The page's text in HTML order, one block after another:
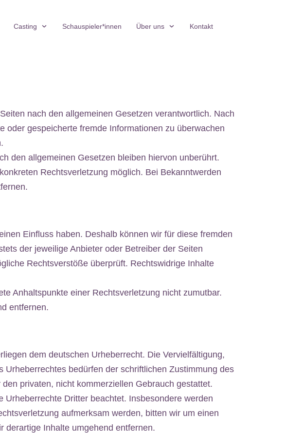
Casting Schauspieler*innen Über uns Kontakt
nach den allgemeinen Gesetzen verantwortlich. Nach
oder gespeicherte fremde Informationen zu überwachen
den allgemeinen Gesetzen bleiben hiervon unberührt.
Rechtsverletzung möglich. Bei Bekanntwerden
Einfluss haben. Deshalb können wir für diese fremden
der jeweilige Anbieter oder Betreiber der Seiten
Rechtsverstöße überprüft. Rechtswidrige Inhalte
Anhaltspunkte einer Rechtsverletzung nicht zumutbar.
entfernen.
dem deutschen Urheberrecht. Die Vervielfältigung,
bedürfen der schriftlichen Zustimmung des
privaten, nicht kommerziellen Gebrauch gestattet.
Dritter beachtet. Insbesondere werden
aufmerksam werden, bitten wir um einen
derartige Inhalte umgehend entfernen.